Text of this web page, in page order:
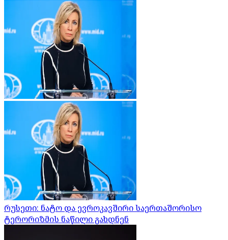
რუსეთი: ნატო და ევროკავშირი საერთაშორისო
ტერორიზმის ნაწილი გახდნენ